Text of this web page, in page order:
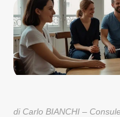
di Carlo BIANCHI –